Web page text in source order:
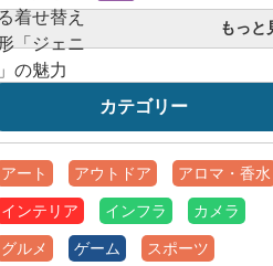
もっと
カテゴリー
アート アウトドア アロマ・香水
インテリア インフラ カメラ
グルメ ゲーム スポーツ